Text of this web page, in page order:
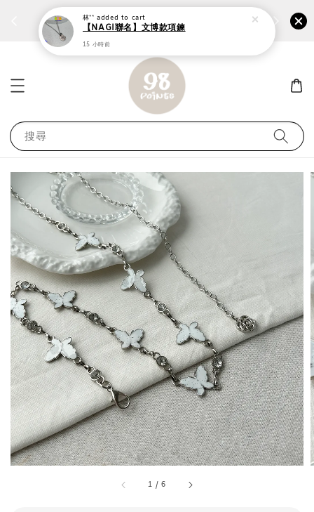
個性鋼戒任兩件1300⚡ 前往選購 ›› 加
搜尋
1 /6
林** added to cart
【NAGI聯名】文博款項鍊
15 小時前